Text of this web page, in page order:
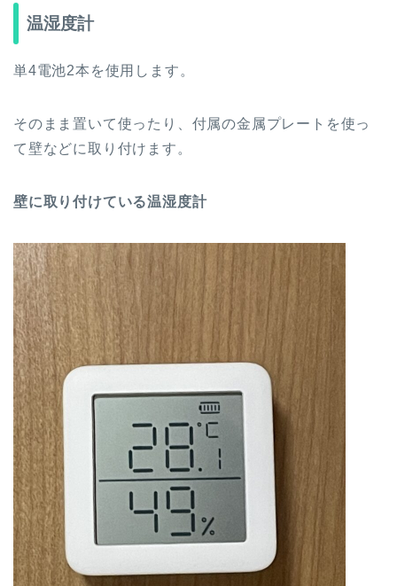
温湿度計
単4電池2本を使用します。
そのまま置いて使ったり、付属の金属プレートを使っ
て壁などに取り付けます。
壁に取り付けている温湿度計